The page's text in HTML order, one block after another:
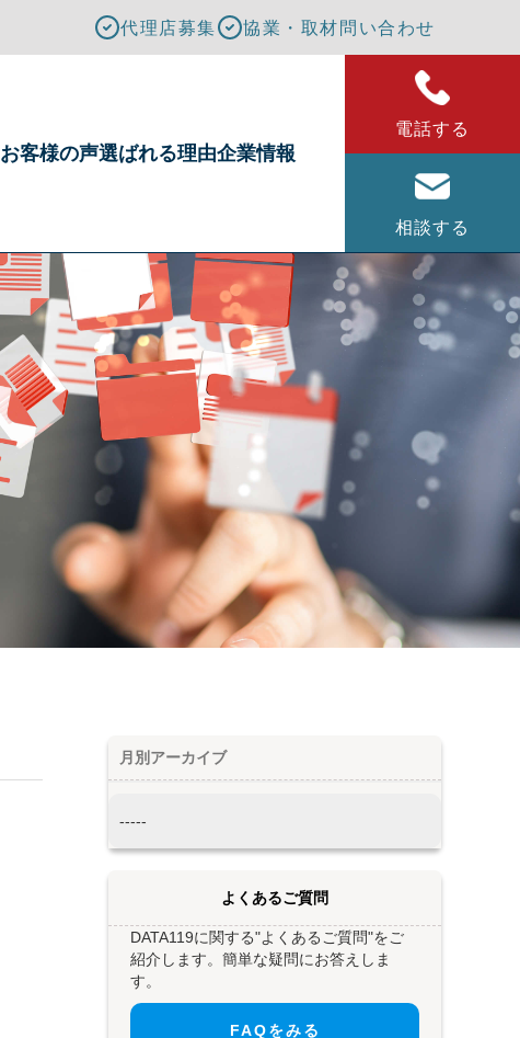
代理店募集 協業・取材問い合わせ
お客様の声選ばれる理由企業情報
電話する
相談する
月別アーカイブ
よくあるご質問
DATA119に関する"よくあるご質問"をご
紹介します。簡単な疑問にお答えしま
す。
FAQをみる